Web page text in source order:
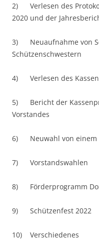
2) Verlesen des
2020 und der
3) Neuaufnahme von
Schützenschwestern
4) Verlesen des
5) Bericht der
Vorstandes
6) Neuwahl von einem
7) Vorstandswahlen
8) Förderprogramm
9) Schützenfest 2022
10) Verschiedenes